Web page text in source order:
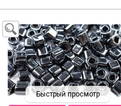
Быстрый просмотр